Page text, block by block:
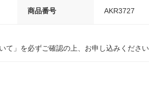
商品番号 AKR3727
」を必ずご確認の上、お申し込みください